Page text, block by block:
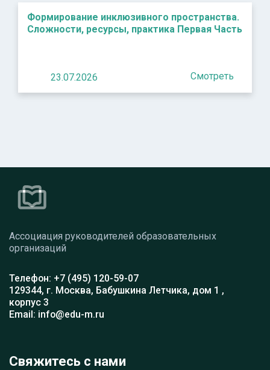
Формирование инклюзивного пространства.
Сложности, ресурсы, практика Первая Часть
23.07.2026 Смотреть
Ассоциация руководителей образовательных
организаций
Телефон: +7 (495) 120-59-07
129344, г. Москва, Бабушкина Летчика, дом 1 ,
корпус 3
Email: info@edu-m.ru
Свяжитесь с нами